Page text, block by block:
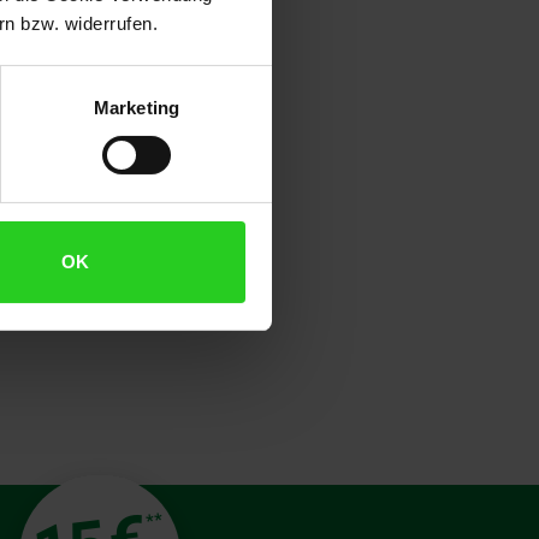
bzw. widerrufen.
Marketing
OK
ms ideal für den mobilen
mit einer Vielzahl
die beiden Kabel für
mit der Intenso Externen
**